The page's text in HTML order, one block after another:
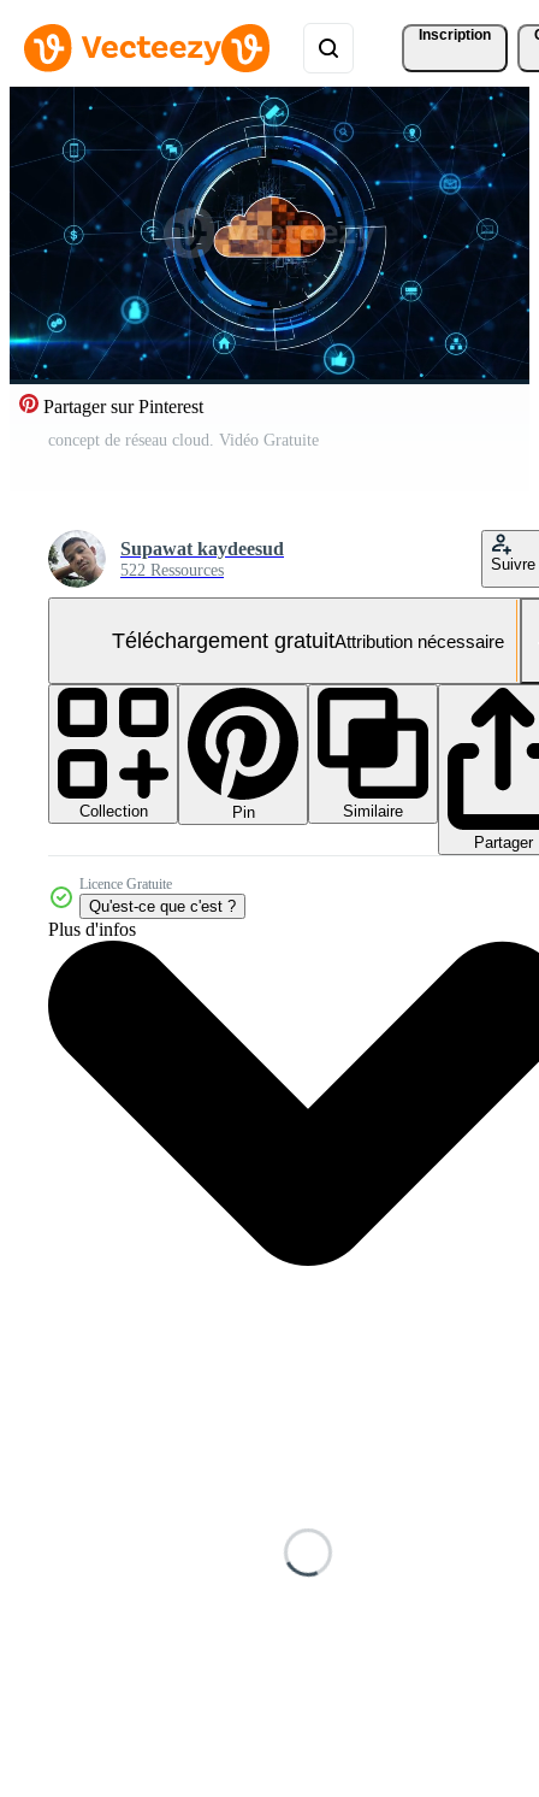
Inscription
Partager sur Pinterest
concept de réseau cloud. Vidéo Gratuite
Supawat kaydeesud
522 Ressources Suivre
Téléchargement gratuitAttribution nécessaire
Collection Pin
Similaire
Partager
Licence Gratuite
Qu'est-ce que c'est ?
Plus d'infos